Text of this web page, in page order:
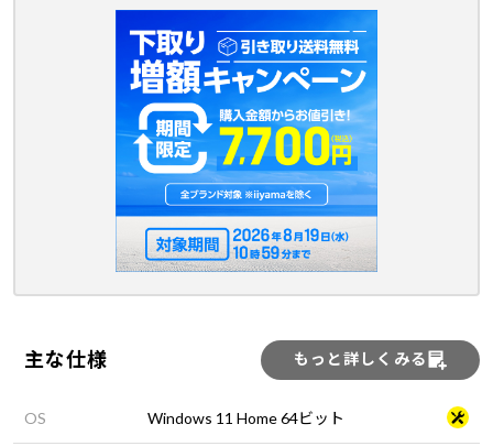
主な仕様 もっと詳しくみる
OS Windows 11 Home 64ビット